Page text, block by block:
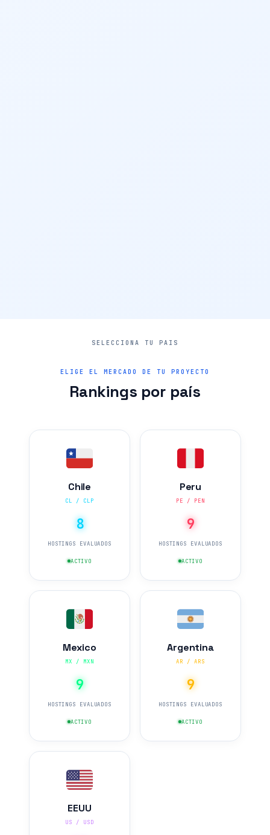
ELIGE EL MERCADO DE TU PROYECTO
Rankings por país
Chile
CL / CLP
8
HOSTINGS EVALUADOS
ACTIVO
Peru
PE / PEN
9
HOSTINGS EVALUADOS
ACTIVO
Mexico
MX / MXN
9
HOSTINGS EVALUADOS
ACTIVO
Argentina
AR / ARS
9
HOSTINGS EVALUADOS
ACTIVO
EEUU
US / USD